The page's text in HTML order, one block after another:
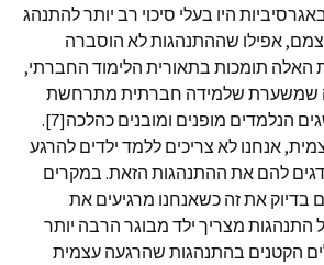
היו בעלי סיכוי רב יותר להתנהג
אפילו שההתנהגות לא הוסברה
האלה תומכות בתאורית הלימוד החברתי,
שמשערת שלמידה חברתית מתרחשת
דרך חיקוי עד שהמושגים הנלמדים מופנים ומובנים כהלכה[7].
אנחנו לא צריכים ללמד ילדים להרגע
להם את ההתנהגות הזאת. במקרים
בדיוק את זה כשאנחנו מרגיעים את
התנהגות מצריך ילד מבוגר הרבה יותר
הקטנים בהתנהגות שהרגעה עצמית